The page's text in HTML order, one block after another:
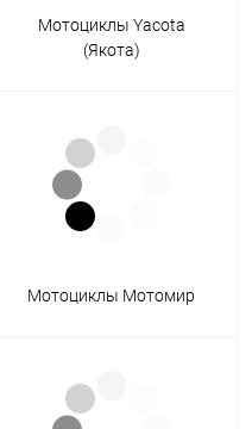
Мотоциклы Yacota
(Якота)
Мотоциклы Мотомир